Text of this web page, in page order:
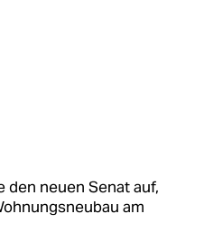
den neuen Senat auf,
am